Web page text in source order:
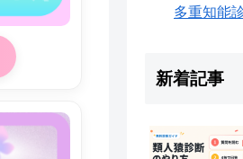
多重知能
新着記事